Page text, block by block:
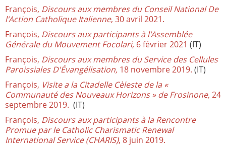
François, Discours aux membres du Conseil National De
l'Action Catholique Italienne, 30 avril 2021.
François, Discours aux participants à l'Assemblée
Générale du Mouvement Focolari, 6 février 2021 (IT)
François, Discours aux membres du Service des Cellules
Paroissiales D'Évangélisation, 18 novembre 2019. (IT)
François, Visite a la Citadelle Cèleste de la «
Communauté des Nouveaux Horizons » de Frosinone, 24
septembre 2019. (IT)
François, Discours aux participants à la Rencontre
Promue par le Catholic Charismatic Renewal
International Service (CHARIS), 8 juin 2019.